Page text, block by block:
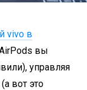
vivo в
вы
управляя
вот это